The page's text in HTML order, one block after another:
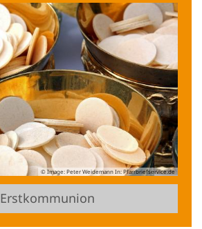
© Image: Peter Weidemann In: Pfarrbriefservice.de
Erstkommunion